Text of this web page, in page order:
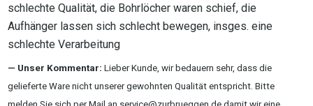
schlechte Qualität, die Bohrlöcher waren schief, die
Aufhänger lassen sich schlecht bewegen, insges. eine
schlechte Verarbeitung
Unser Kommentar: Lieber Kunde, wir bedauern sehr, dass die
gelieferte Ware nicht unserer gewohnten Qualität entspricht. Bitte